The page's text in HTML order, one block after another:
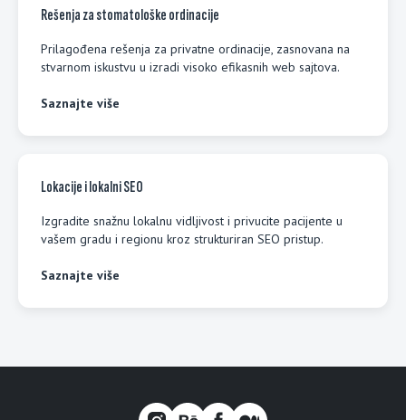
Rešenja za stomatološke ordinacije
Prilagođena rešenja za privatne ordinacije, zasnovana na
stvarnom iskustvu u izradi visoko efikasnih web sajtova.
Saznajte više
Lokacije i lokalni SEO
Izgradite snažnu lokalnu vidljivost i privucite pacijente u
vašem gradu i regionu kroz strukturiran SEO pristup.
Saznajte više